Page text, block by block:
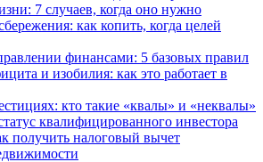
7 случаев, когда оно нужно
как копить, когда целей
финансами: 5 базовых правил
и изобилия: как это работает в
кто такие «квалы» и «неквалы»
квалифицированного инвестора
получить налоговый вычет